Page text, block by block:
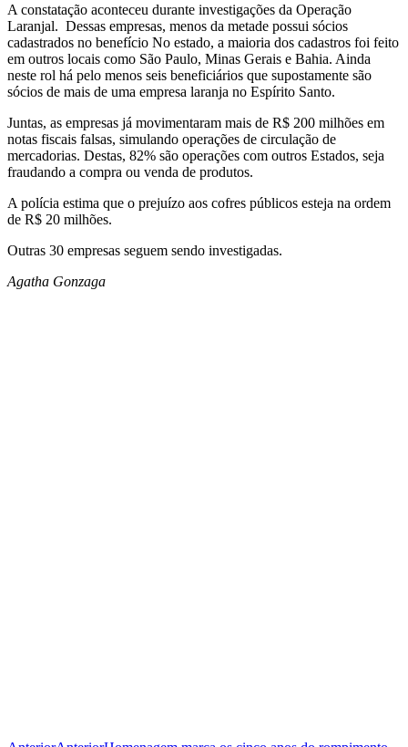
A constatação aconteceu durante investigações da Operação
Laranjal. Dessas empresas, menos da metade possui sócios
cadastrados no benefício No estado, a maioria dos cadastros foi feito
em outros locais como São Paulo, Minas Gerais e Bahia. Ainda
neste rol há pelo menos seis beneficiários que supostamente são
sócios de mais de uma empresa laranja no Espírito Santo.
Juntas, as empresas já movimentaram mais de R$ 200 milhões em
notas fiscais falsas, simulando operações de circulação de
mercadorias. Destas, 82% são operações com outros Estados, seja
fraudando a compra ou venda de produtos.
A polícia estima que o prejuízo aos cofres públicos esteja na ordem
de R$ 20 milhões.
Outras 30 empresas seguem sendo investigadas.
Agatha Gonzaga